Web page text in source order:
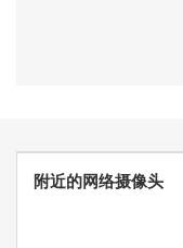
附近的网络摄像头